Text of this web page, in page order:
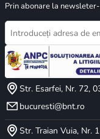
Prin abonare la
Str. Esarfei, Nr. 72,
bucuresti@bnt.ro
Str. Traian Vuia, Nr.